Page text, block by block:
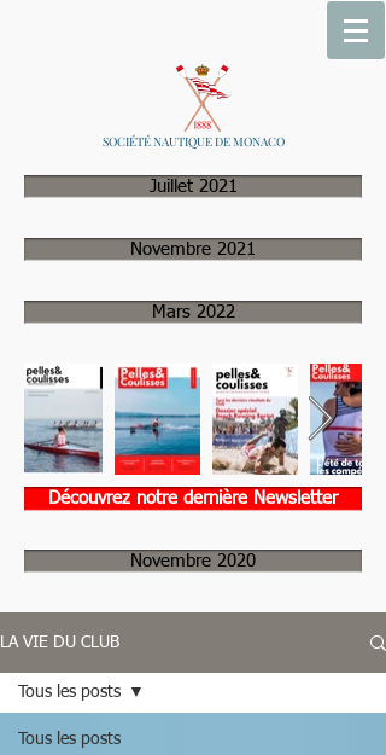
SOCIÉTÉ NAUTIQUE DE MONACO
Juillet 2021
Novembre 2021
Mars 2022
Découvrez notre dernière Newsletter
Novembre 2020
LA VIE DU CLUB
Tous les posts
Tous les posts